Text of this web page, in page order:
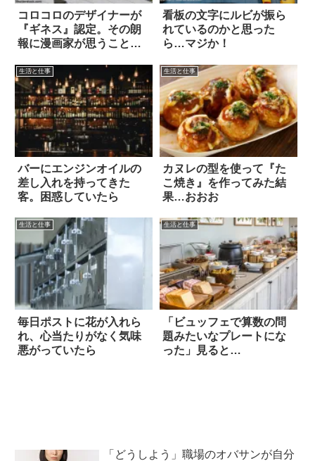
コロコロのデザイナーが
『ギネス』認定。その朗
報に漫画家が思うこと
看板の文字にルビが振ら
れているのかと思った
ら…マジか！
生活と仕事
バーにエンジンオイルの
差し入れを持ってきた
客。困惑していたら
生活と仕事
カヌレの型を使って『た
こ焼き』を作ってみた結
果…おおお
生活と仕事
毎日ポストに花が入れら
れ、心当たりがなく気味
悪がっていたら
生活と仕事
「ビュッフェで算数の問
題みたいなプレートにな
った」見ると…
「どうしよう」職場のオバサンが自分